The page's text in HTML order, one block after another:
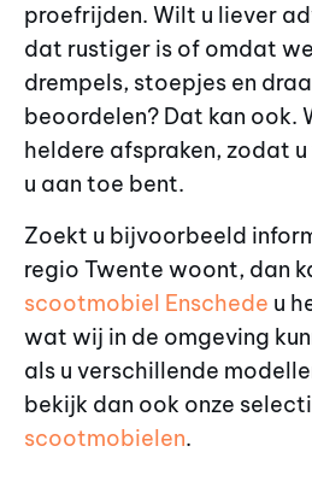
proefrijden. Wilt u liever
dat rustiger is of omdat
drempels, stoepjes en
beoordelen? Dat kan ook.
heldere afspraken, zodat
u aan toe bent.
Zoekt u bijvoorbeeld
regio Twente woont, dan
scootmobiel Enschede u
wat wij in de omgeving
als u verschillende
bekijk dan ook onze
scootmobielen.